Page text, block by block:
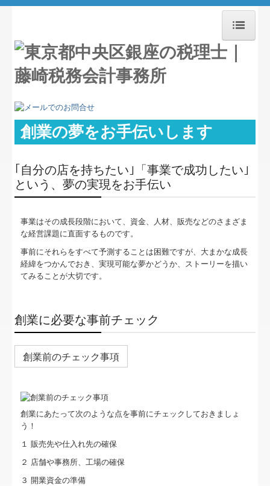
ホーム
事務所紹介
経営理念
職員紹介
交通案内
業務案内
相続
海外進出・国際税務
セミナー案内
料金について
社会福祉法人の皆様へ
創業の夢をお手伝いします
｢自分の店を持ちたい｣「事業で成功したい｣
という、夢の実現をお手伝い
事業はその成長段階において、資金、人材、販売などのさまざま
な経営課題に直面するものです。
事前にそれらをすべて予測することは困難ですが、大まかな成長
経緯をつかんでおき、実現可能な夢かどうか、ストーリーを描い
てみることが大切です。
創業に必要な事前チェック
創業前のチェック事項
創業にあたって次のような点を事前にチェックしておきましょ
う！
１ 販売先や仕入れ先の確保
２ 店舗や事務所、工場の確保
３ 開業資金の準備